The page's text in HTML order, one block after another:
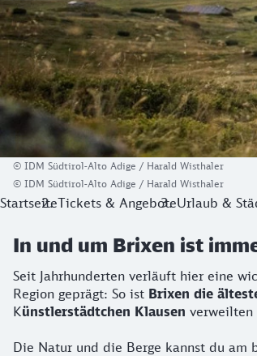
© IDM Südtirol-Alto Adige / Harald Wisthaler
© IDM Südtirol-Alto Adige / Harald Wisthaler
StartseiteTickets & AngeboteUrlaub &
In und um Brixen ist
Seit Jahrhunderten verläuft hier eine
Region geprägt: So ist Brixen die
Künstlerstädtchen Klausen verweilten
Die Natur und die Berge kannst du am